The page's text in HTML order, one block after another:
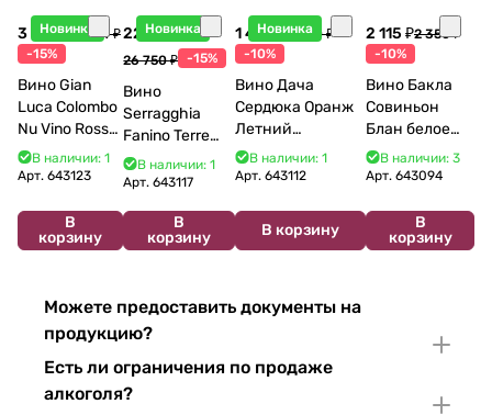
Новинка
3 998 ₽4 704 ₽
-15%
Вино Gian
Luca Colombo
Nu Vino Rosso
2025 750 мл
В наличии: 1
Арт. 643123
В
корзину
Новинка
22 738 ₽
26 750 ₽ -15%
Вино
Serragghia
Fanino Terre
Siciliane IGP
2022 750 мл
В наличии: 1
Арт.643117
В
корзину
Новинка
1 440 ₽1 600 ₽
-10%
Вино Дача
Сердюка Оранж
Летний
Сибирьковый
2024 750 мл
В наличии: 1
Арт. 643112
В корзину
2 115 ₽2 350 ₽
-10%
Вино Бакла
Совиньон
Блан белое
сухое 750 мл
12%
В наличии: 3
Арт.643094
В
корзину
Можете предоставить документы на
продукцию?
Есть ли ограничения по продаже
алкоголя?